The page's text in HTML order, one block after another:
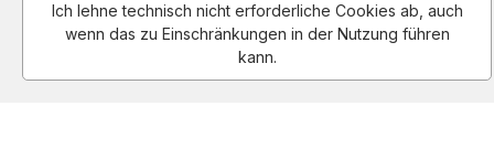
Ich lehne technisch nicht erforderliche Cookies ab, auch
wenn das zu Einschränkungen in der Nutzung führen
kann.